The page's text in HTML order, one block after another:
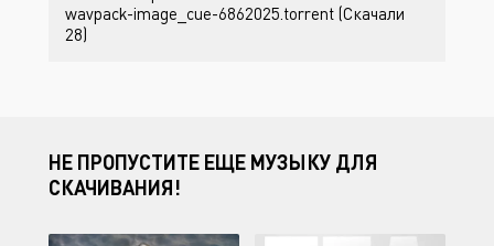
wavpack-image_cue-6862025.torrent (Скачали
28)
НЕ ПРОПУСТИТЕ ЕЩЕ МУЗЫКУ ДЛЯ
СКАЧИВАНИЯ!